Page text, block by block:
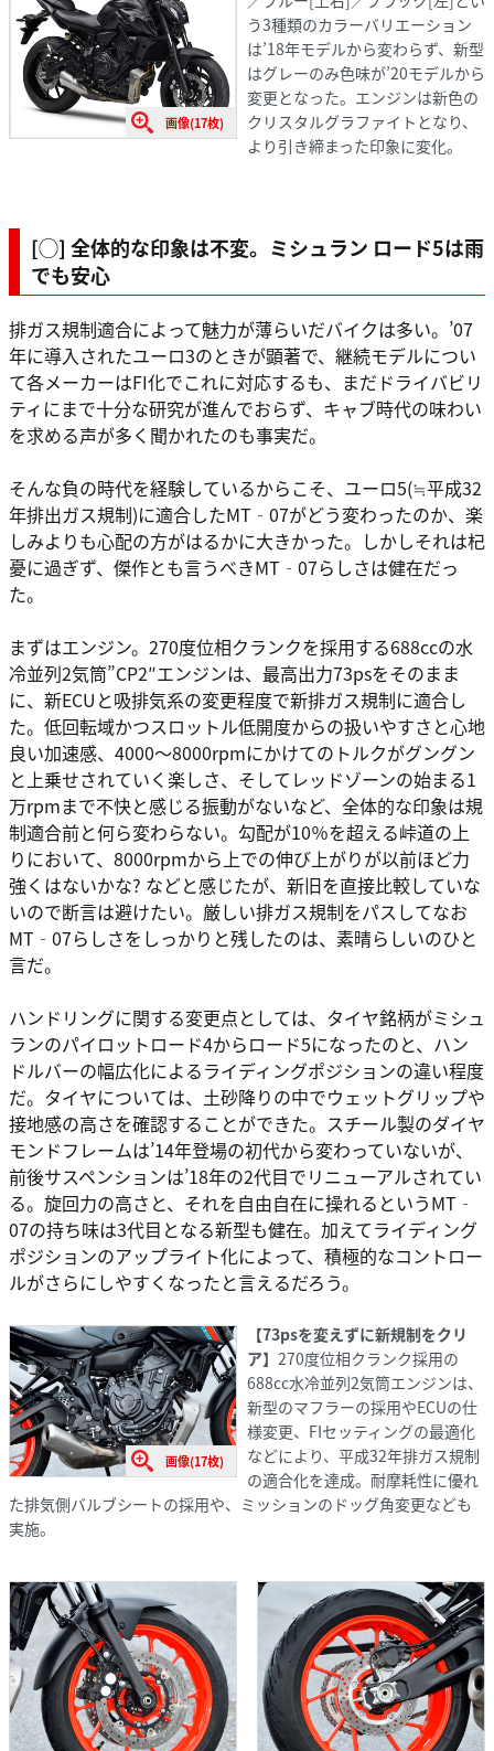
画像(17枚)
う3種類のカラーバリエーション
は’18年モデルから変わらず、新型
はグレーのみ色味が’20モデルから
変更となった。エンジンは新色の
クリスタルグラファイトとなり、
より引き締まった印象に変化。
[◯] 全体的な印象は不変。ミシュラン ロード5は雨
でも安心
排ガス規制適合によって魅力が薄らいだバイクは多い。’07
年に導入されたユーロ3のときが顕著で、継続モデルについ
て各メーカーはFI化でこれに対応するも、まだドライバビリ
ティにまで十分な研究が進んでおらず、キャブ時代の味わい
を求める声が多く聞かれたのも事実だ。
そんな負の時代を経験しているからこそ、ユーロ5(≒平成32
年排出ガス規制)に適合したMT‐07がどう変わったのか、楽
しみよりも心配の方がはるかに大きかった。しかしそれは杞
憂に過ぎず、傑作とも言うべきMT‐07らしさは健在だっ
た。
まずはエンジン。270度位相クランクを採用する688ccの水
冷並列2気筒”CP2″エンジンは、最高出力73psをそのまま
に、新ECUと吸排気系の変更程度で新排ガス規制に適合し
た。低回転域かつスロットル低開度からの扱いやすさと心地
良い加速感、4000〜8000rpmにかけてのトルクがグングン
と上乗せされていく楽しさ、そしてレッドゾーンの始まる1
万rpmまで不快と感じる振動がないなど、全体的な印象は規
制適合前と何ら変わらない。勾配が10％を超える峠道の上
りにおいて、8000rpmから上での伸び上がりが以前ほど力
強くはないかな? などと感じたが、新旧を直接比較していな
いので断言は避けたい。厳しい排ガス規制をパスしてなお
MT‐07らしさをしっかりと残したのは、素晴らしいのひと
言だ。
ハンドリングに関する変更点としては、タイヤ銘柄がミシュ
ランのパイロットロード4からロード5になったのと、ハン
ドルバーの幅広化によるライディングポジションの違い程度
だ。タイヤについては、土砂降りの中でウェットグリップや
接地感の高さを確認することができた。スチール製のダイヤ
モンドフレームは’14年登場の初代から変わっていないが、
前後サスペンションは’18年の2代目でリニューアルされてい
る。旋回力の高さと、それを自由自在に操れるというMT‐
07の持ち味は3代目となる新型も健在。加えてライディング
ポジションのアップライト化によって、積極的なコントロー
ルがさらにしやすくなったと言えるだろう。
画像(17枚)
【73psを変えずに新規制をクリ
ア】 270度位相クランク採用の
688cc水冷並列2気筒エンジンは、
新型のマフラーの採用やECUの仕
様変更、FIセッティングの最適化
などにより、平成32年排ガス規制
の適合化を達成。耐摩耗性に優れ
た排気側バルブシートの採用や、ミッションのドッグ角変更なども
実施。